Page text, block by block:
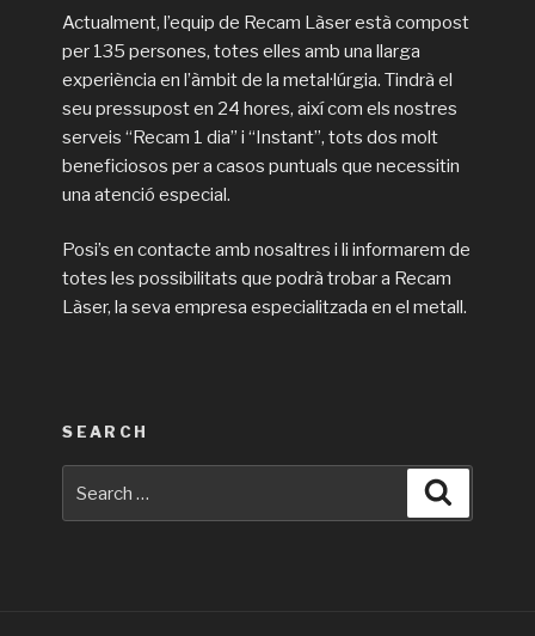
Actualment, l’equip de Recam Làser està compost
per 135 persones, totes elles amb una llarga
experiència en l’àmbit de la metal·lúrgia. Tindrà el
seu pressupost en 24 hores, així com els nostres
serveis “Recam 1 dia” i “Instant”, tots dos molt
beneficiosos per a casos puntuals que necessitin
una atenció especial.
Posi’s en contacte amb nosaltres i li informarem de
totes les possibilitats que podrà trobar a Recam
Làser, la seva empresa especialitzada en el metall.
SEARCH